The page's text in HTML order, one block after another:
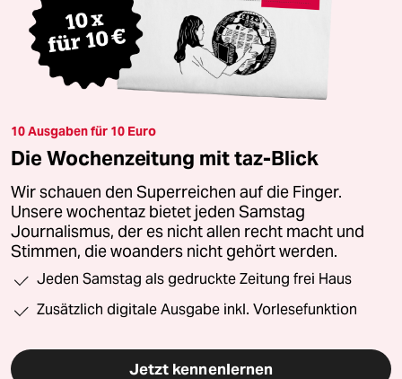
10 Ausgaben für 10 Euro
Die Wochenzeitung mit taz-Blick
Wir schauen den Superreichen auf die Finger.
Unsere wochentaz bietet jeden Samstag
Journalismus, der es nicht allen recht macht und
Stimmen, die woanders nicht gehört werden.
Jeden Samstag als gedruckte Zeitung frei Haus
Zusätzlich digitale Ausgabe inkl. Vorlesefunktion
Jetzt kennenlernen